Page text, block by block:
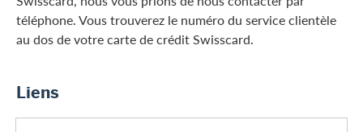
téléphone. Vous trouverez le numéro du service clientèle
au dos de votre carte de crédit Swisscard.
Liens